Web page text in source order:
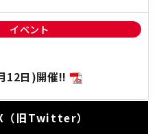
イベント
12日)開催!!
（旧Twitter）